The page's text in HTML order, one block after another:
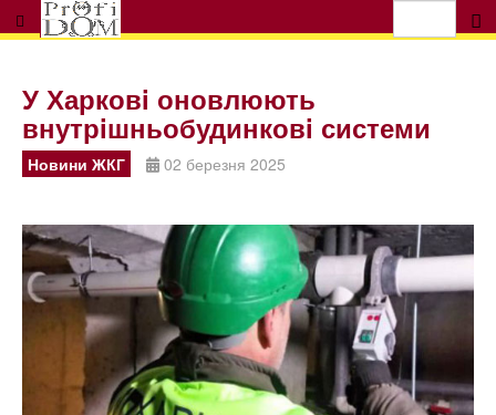
У Харковi оновлюють
внутрiшньобудинковi системи
Новини ЖКГ 02 березня 2025